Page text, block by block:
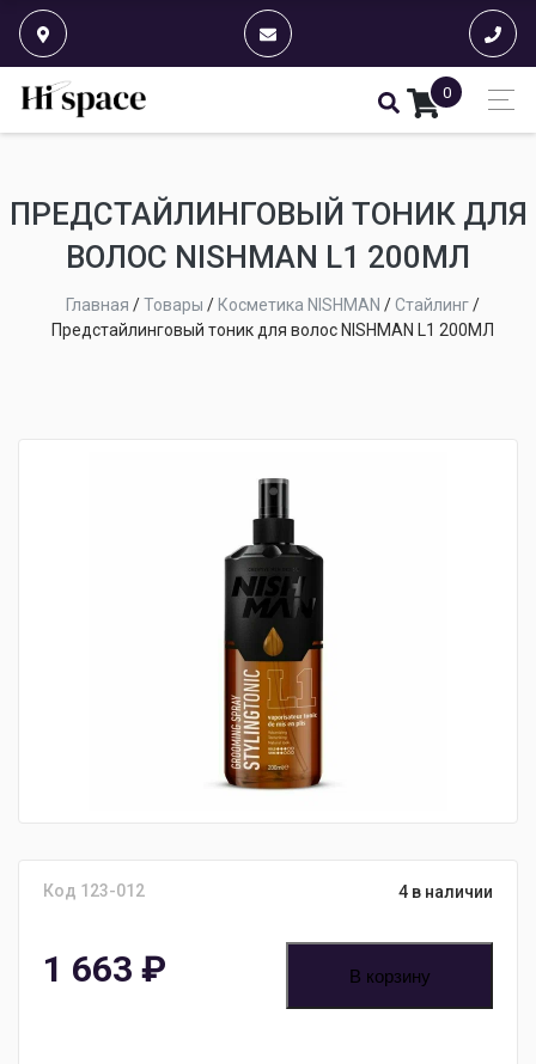
0
ПРЕДСТАЙЛИНГОВЫЙ ТОНИК ДЛЯ
ВОЛОС NISHMAN L1 200МЛ
Главная /Товары / Косметика NISHMAN /Стайлинг/
Предстайлинговый тоник для волос NISHMAN L1 200МЛ
Код 123-012 4 в наличии
1 663 ₽ В корзину